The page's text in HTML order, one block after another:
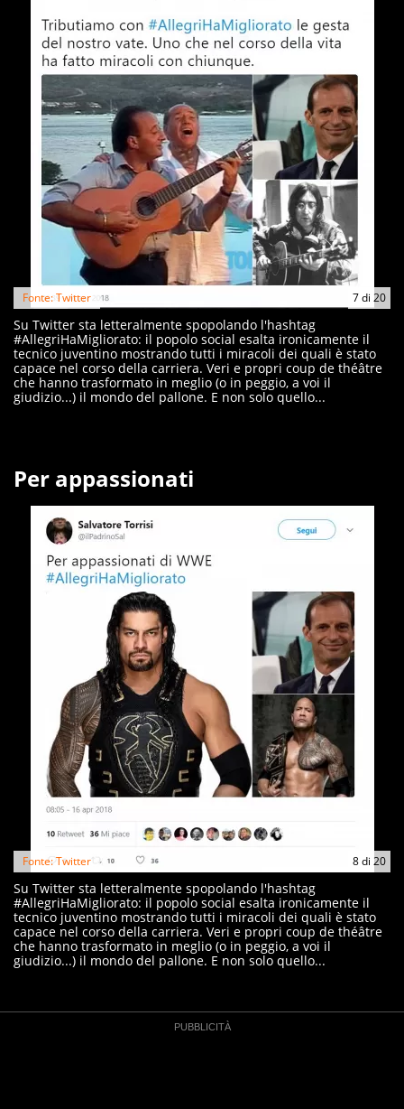
7di 20
Fonte: Twitter
Su Twitter sta letteralmente spopolando l'hashtag
#AllegriHaMigliorato: il popolo social esalta ironicamente il
tecnico juventino mostrando tutti i miracoli dei quali è stato
capace nel corso della carriera. Veri e propri coup de théâtre
che hanno trasformato in meglio (o in peggio, a voi il
giudizio...) il mondo del pallone. E non solo quello...
Per appassionati
8di 20
Fonte: Twitter
Su Twitter sta letteralmente spopolando l'hashtag
#AllegriHaMigliorato: il popolo social esalta ironicamente il
tecnico juventino mostrando tutti i miracoli dei quali è stato
capace nel corso della carriera. Veri e propri coup de théâtre
che hanno trasformato in meglio (o in peggio, a voi il
giudizio...) il mondo del pallone. E non solo quello...